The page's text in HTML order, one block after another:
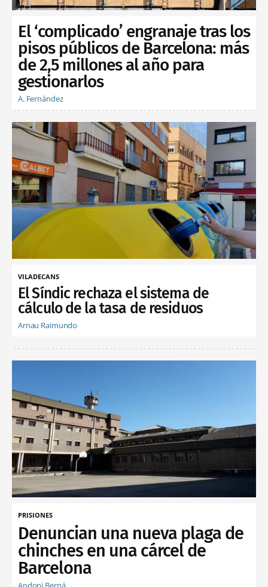
El ‘complicado’ engranaje tras los
pisos públicos de Barcelona: más
de 2,5 millones al año para
gestionarlos
A. Fernández
VILADECANS
El Síndic rechaza el sistema de
cálculo de la tasa de residuos
Arnau Raimundo
PRISIONES
Denuncian una nueva plaga de
chinches en una cárcel de
Barcelona